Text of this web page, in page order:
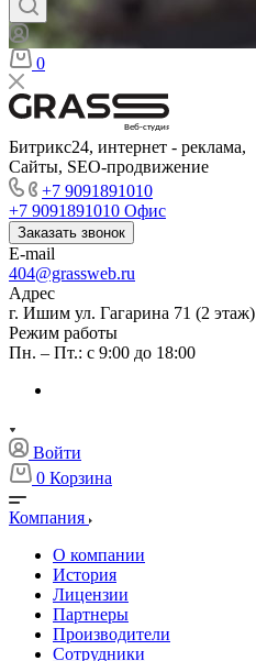
0
Веб-студия
Битрикс24, интернет - реклама,
Сайты, SEO-продвижение
+7 9091891010
+7 9091891010 Офис
Заказать звонок
E-mail
404@grassweb.ru
Адрес
г. Ишим ул. Гагарина 71 (2 этаж)
Режим работы
Пн. – Пт.: с 9:00 до 18:00
Войти
0 Корзина
Компания
О компании
История
Лицензии
Партнеры
Производители
Сотрудники